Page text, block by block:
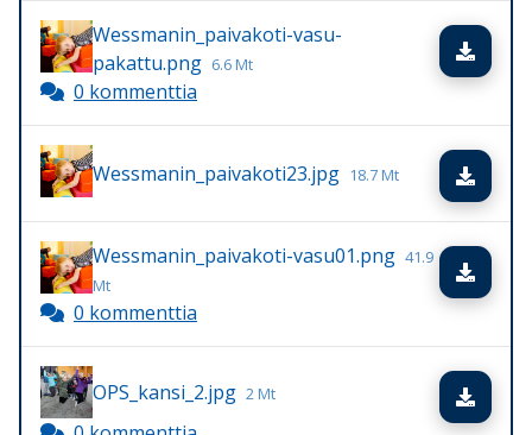
Wessmanin_paivakoti-vasu-
pakattu.png 6.6 Mt
0 kommenttia
Wessmanin_paivakoti23.jpg 18.7 Mt
Wessmanin_paivakoti-vasu01.png 41.9
Mt
0 kommenttia
OPS_kansi_2.jpg 2 Mt